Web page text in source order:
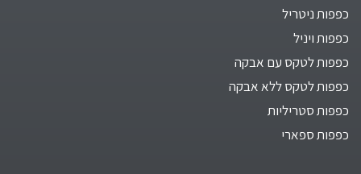
כפפות ניטריל
כפפות ויניל
כפפות לטקס עם אבקה
כפפות לטקס ללא אבקה
כפפות סטריליות
כפפות ספארי